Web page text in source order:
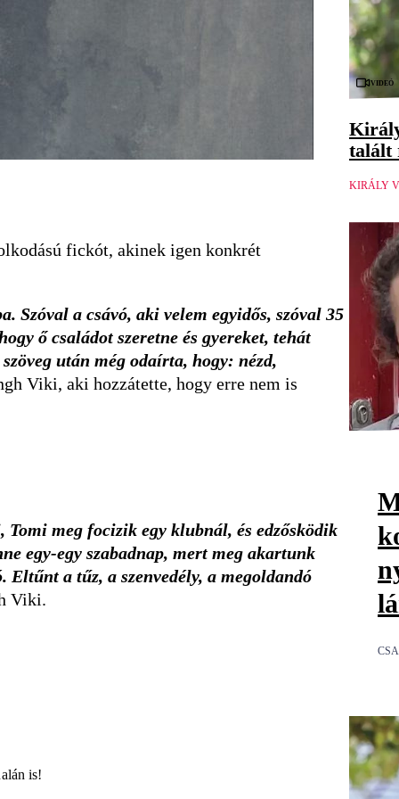
fickót, akinek igen konkrét
a csávó, aki velem egyidős, szóval 35
ő családot szeretne és gyereket, tehát
után még odaírta, hogy: nézd,
Viki, aki hozzátette, hogy erre nem is
meg focizik egy klubnál, és edzősködik
egy-egy szabadnap, mert meg akartunk
Eltűnt a tűz, a szenvedély, a megoldandó
Viki.
is!
Videó
talált
KIRÁLY